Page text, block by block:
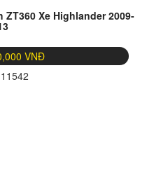
ZT360 Xe Highlander 2009-
VNĐ
11542